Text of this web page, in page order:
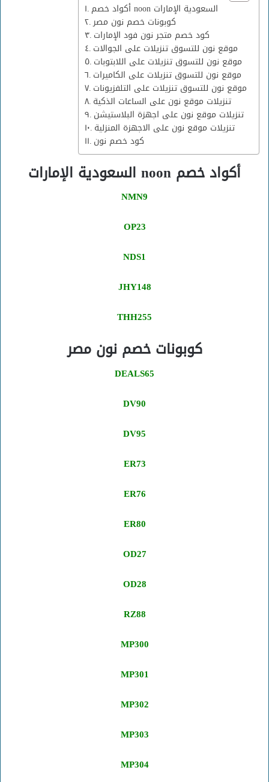
أكواد خصم noon السعودية الإمارات
كوبونات خصم نون مصر
كود خصم متجر نون فود الإمارات
موقع نون للتسوق تنزيلات على الجوالات
موقع نون للتسوق تنزيلات على اللابتوبات
موقع نون للتسوق تنزيلات على الكاميرات
موقع نون للتسوق تنزيلات على التلفزيونات
تنزيلات موقع نون على الساعات الذكية
تنزيلات موقع نون على اجهزة البلاستيشن
تنزيلات موقع نون على الاجهزة المنزلية
كود خصم نون
أكواد خصم noon السعودية الإمارات
NMN9
OP23
NDS1
JHY148
THH255
كوبونات خصم نون مصر
DEALS65
DV90
DV95
ER73
ER76
ER80
OD27
OD28
RZ88
MP300
MP301
MP302
MP303
MP304